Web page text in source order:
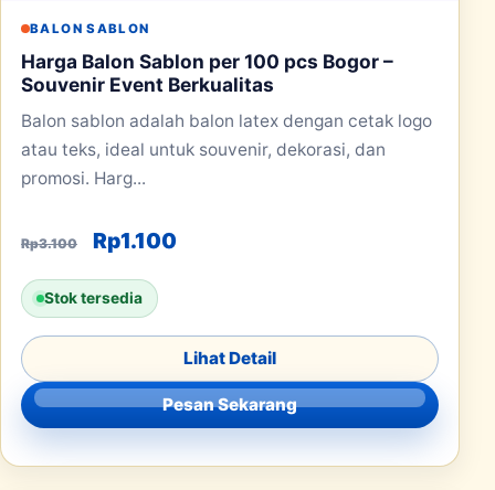
BALON SABLON
Harga Balon Sablon per 100 pcs Bogor –
Souvenir Event Berkualitas
Balon sablon adalah balon latex dengan cetak logo
atau teks, ideal untuk souvenir, dekorasi, dan
promosi. Harg...
Rp3.100 Harga aslinya adalah: Rp3.100.
Rp1.100Harga saat ini adalah: Rp1.100.
Stok tersedia
Lihat Detail
Pesan Sekarang